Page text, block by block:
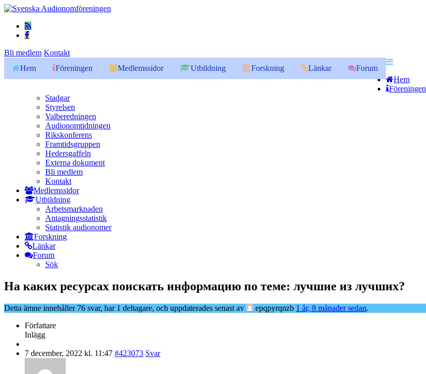
Bli medlem Kontakt
Hem
Föreningen Medlemssidor Utbildning Forskning Länkar
Forum
Hem
Föreningen
Stadgar
Styrelsen
Valberedningen
Audionomtidningen
Rikskonferens
Framtidsgruppen
Hedersgaffeln
Externa dokument
Bli medlem
Kontakt
Medlemssidor
Utbildning
Arbetsmarknaden
Antagningsstatistik
Statistik audionomer
Forskning
Länkar
Forum
Sök
На каких ресурсах поискать информацию по теме: лучшие из лучших?
Detta ämne innehåller 76 svar, har 1 deltagare, och uppdaterades senast av epqpyrqnzb 1 år, 8 månader sedan.
Författare
Inlägg
7 december, 2022 kl. 11:47 #423073 Svar